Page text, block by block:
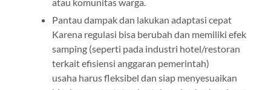
Pantau dampak dan lakukan adaptasi cepat
Karena regulasi bisa berubah dan memiliki efek
samping (seperti pada industri hotel/restoran
terkait efisiensi anggaran pemerintah)
usaha harus fleksibel dan siap menyesuaikan